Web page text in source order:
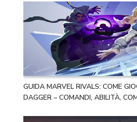
GUIDA MARVEL RIVALS: COME
DAGGER – COMANDI, ABILITÀ,